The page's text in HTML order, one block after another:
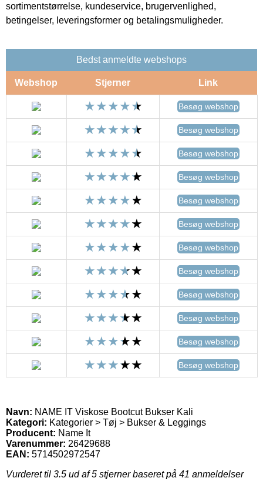
sortimentstørrelse, kundeservice, brugervenlighed,
betingelser, leveringsformer og betalingsmuligheder.
Bedst anmeldte webshops
Webshop Stjerner Link
Besøg webshop
Besøg webshop
Besøg webshop
Besøg webshop
Besøg webshop
Besøg webshop
Besøg webshop
Besøg webshop
Besøg webshop
Besøg webshop
Besøg webshop
Besøg webshop
Navn: NAME IT Viskose Bootcut Bukser Kali
Kategori: Kategorier > Tøj > Bukser & Leggings
Producent: Name It
Varenummer: 26429688
EAN: 5714502972547
Vurderet til 3.5 ud af 5 stjerner baseret på 41 anmeldelser